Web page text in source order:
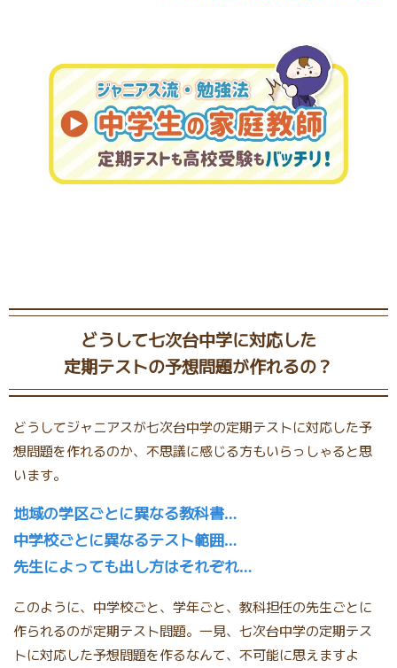
どうして七次台中学に対応した
定期テストの予想問題が作れるの？
どうしてジャニアスが七次台中学の定期テストに対応した予
想問題を作れるのか、不思議に感じる方もいらっしゃると思
います。
地域の学区ごとに異なる教科書…
中学校ごとに異なるテスト範囲…
先生によっても出し方はそれぞれ…
このように、中学校ごと、学年ごと、教科担任の先生ごとに
作られるのが定期テスト問題。一見、七次台中学の定期テス
トに対応した予想問題を作るなんて、不可能に思えますよ